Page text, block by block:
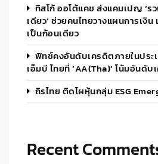
ทิสโก้ ออโต้แคช ส่งแคมเปญ ‘
เดียว’ ช่วยคนไทยวางแผนการเงิ
เป็นก้อนเดียว
ฟิทช์คงอันดับเครดิตภายในประ
เอ็มบี ไทยที่ ‘AA(tha)’ โน้มอันดั
ถิรไทย ติดโผหุ้นกลุ่ม ESG
Recent